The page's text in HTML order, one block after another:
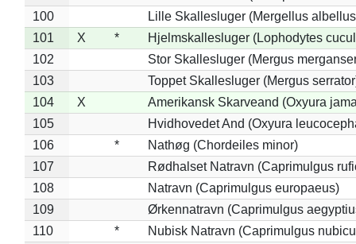
100
Lille Skallesluger (Mergellus
101
X *
Hjelmskallesluger (Lophodytes
102
Stor Skallesluger (Mergus
103
Toppet Skallesluger (Mergus
104
X
Amerikansk Skarveand (Oxyura
105
Hvidhovedet And (Oxyura
106
*
Nathøg (Chordeiles minor)
107
Rødhalset Natravn (Caprimulgus
108
Natravn (Caprimulgus europaeus)
109
Ørkennatravn (Caprimulgus
110
*
Nubisk Natravn (Caprimulgus